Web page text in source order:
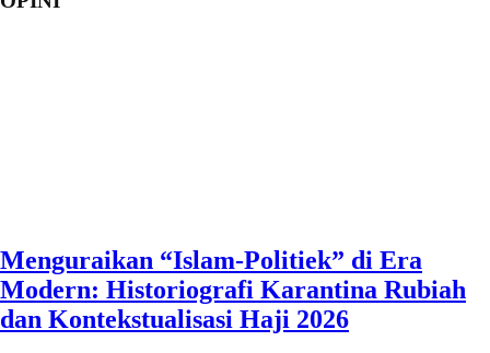
Menguraikan “Islam-Politiek” di Era
Modern: Historiografi Karantina Rubiah
dan Kontekstualisasi Haji 2026